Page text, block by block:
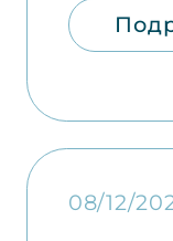
08/12/